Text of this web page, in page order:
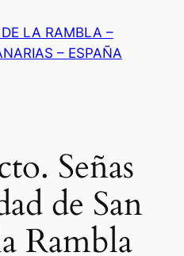
LA RAMBLA –
– ESPAÑA
Señas
de San
Rambla